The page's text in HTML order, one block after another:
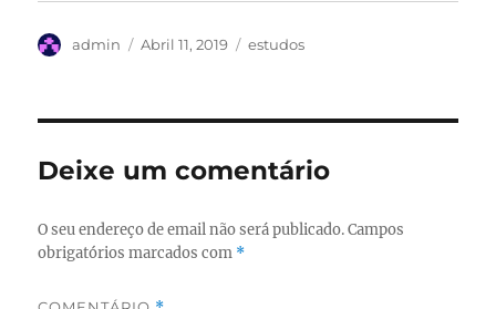
Autor
admin
Publicado
Abril 11, 2019 Categorias
estudos
Deixe um comentário
O seu endereço de email não será publicado. Campos
obrigatórios marcados com *